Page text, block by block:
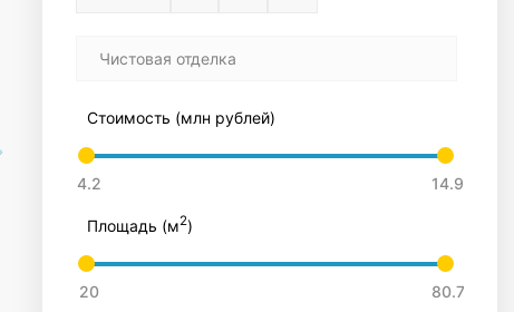
Чистовая отделка
Стоимость (млн рублей)
Площадь (м2)